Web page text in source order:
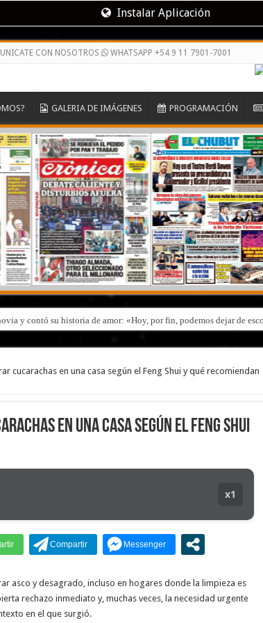
Instalar Aplicación
CON NOSOTROS WHATSAPP +54 9 11 7901-7001
GALERIA DE IMÁGENES PROGRAMACIÓN
y contó su historia de amor: «Hoy, por fin, podemos dejar de
Silva de la crisis con Argentina y a su «política exterior
víctima de un robo en Italia: «Quién hubiera dicho que europeos
de Gaiman en medio de una operación
rectores piden a la Justicia que intime al Gobierno y aplique
al Congreso en la marcha contra la Ley de Propiedad Privada
el procesamiento de Julio de Vido y su esposa por enriquecimiento
Lynch a una senadora K que quiso sacarlo del debate de la
que me la habían regalado»: qué declaró Candela Arizaga ante la
cucarachas en una casa según el Feng Shui y qué recomiendan
en una casa según el Feng Shui
x1
asco y desagrado, incluso en hogares donde la limpieza es
rechazo inmediato y, muchas veces, la necesidad urgente
en el que surgió.